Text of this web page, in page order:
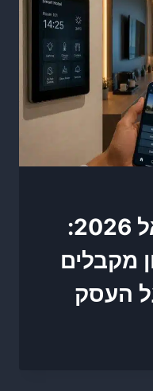
ניהול מלון בישראל 2026:
מקבלים
העסק